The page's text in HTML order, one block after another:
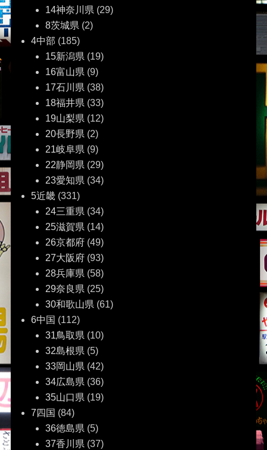
14神奈川県 (29)
8茨城県 (2)
4中部 (185)
15新潟県 (19)
16富山県 (9)
17石川県 (38)
18福井県 (33)
19山梨県 (12)
20長野県 (2)
21岐阜県 (9)
22静岡県 (29)
23愛知県 (34)
5近畿(331)
24三重県 (34)
25滋賀県 (14)
26京都府(49)
27大阪府(93)
28兵庫県 (58)
29奈良県 (25)
30和歌山県 (61)
6中国 (112)
31鳥取県 (10)
32島根県 (5)
33岡山県 (42)
34広島県 (36)
35山口県 (19)
7四国 (84)
36徳島県 (5)
37香川県 (37)